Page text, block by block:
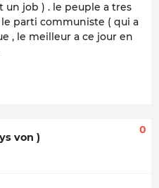
job ) . le peuple a tres
parti communiste ( qui a
, le meilleur a ce jour en
von )
0